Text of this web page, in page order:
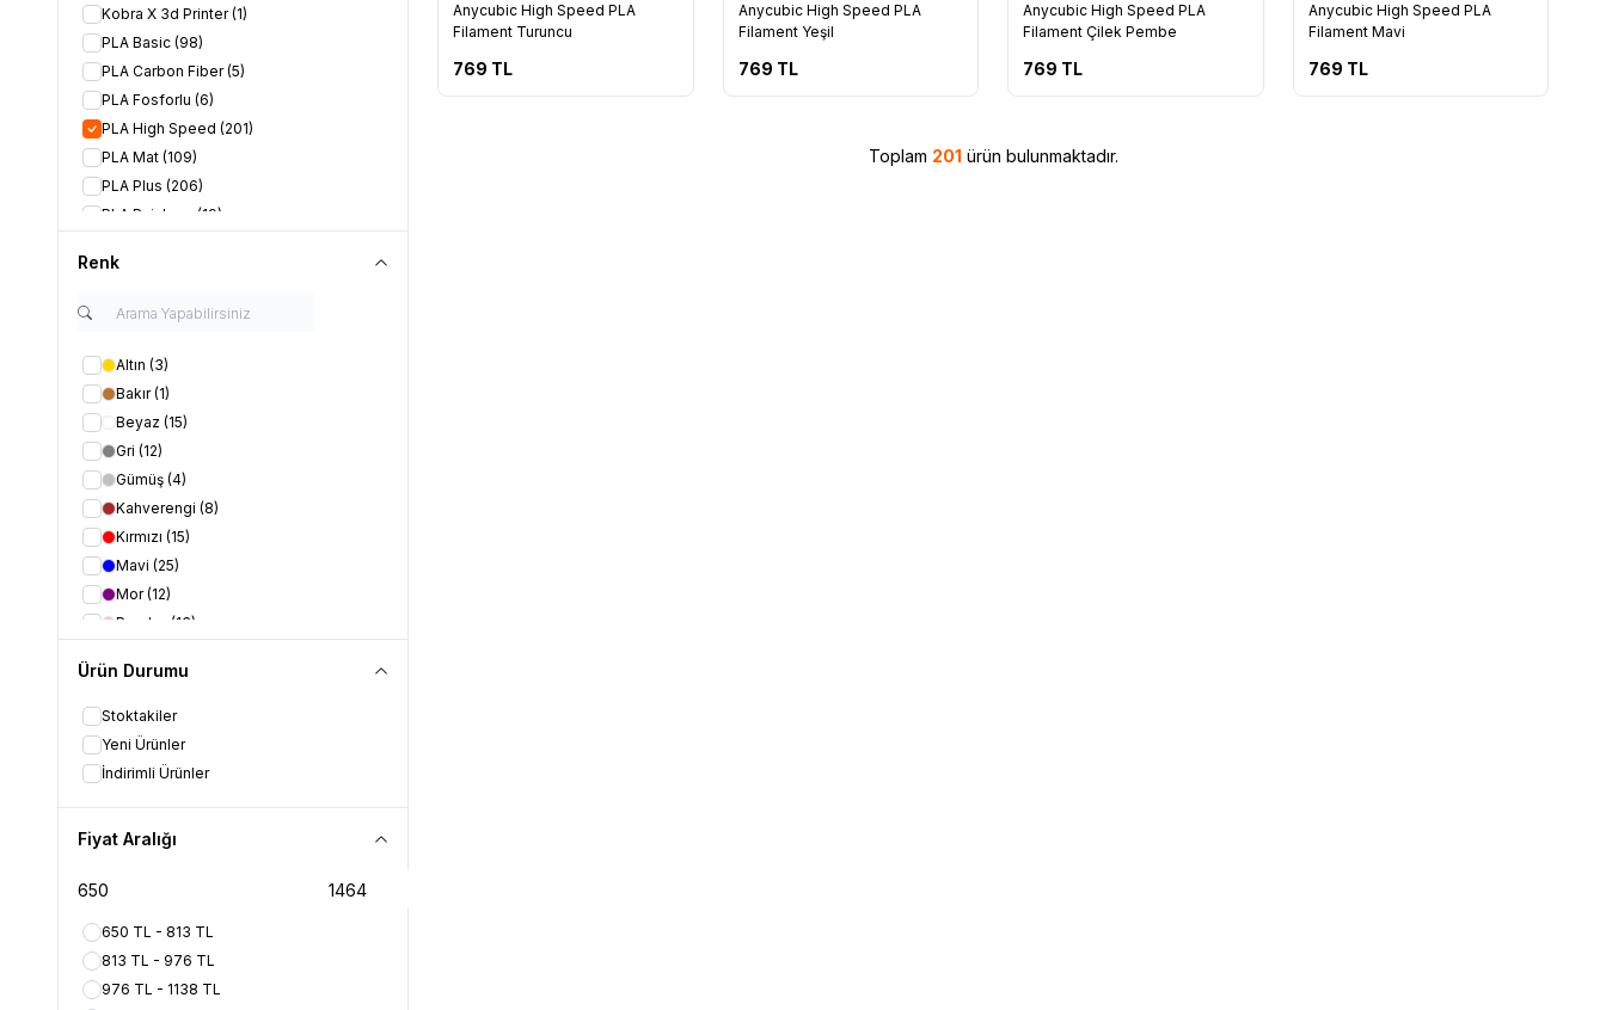
Kobra X 3d Printer(1)
PLA Basic (98)
PLA Carbon Fiber(5)
PLA Fosforlu (6)
PLA High Speed (201)
PLA Mat (109)
PLA Plus (206)
PLA Rainbow (19)
PLA Special
Renk
Altın (3)
Bakır(1)
Beyaz (15)
Gri (12)
Gümüş (4)
Kahverengi (8)
Kırmızı (15)
Mavi (25)
Mor(12)
Pembe (13)
Sarı(9)
Şeffaf (5)
Siyah(9)
Turuncu(12)
Kemik Beyaz
Ürün Durumu
Stoktakiler
Yeni Ürünler
İndirimli Ürünler
Fiyat Aralığı
650 TL - 813 TL
813 TL - 976 TL
976 TL - 1138 TL
Anycubic High Speed PLA
Filament Turuncu
769 TL
Anycubic High Speed PLA
Filament Yeşil
769 TL
Anycubic High Speed PLA
Filament Çilek Pembe
769 TL
Anycubic High Speed PLA
Filament Mavi
769 TL
Toplam 201 ürün bulunmaktadır.